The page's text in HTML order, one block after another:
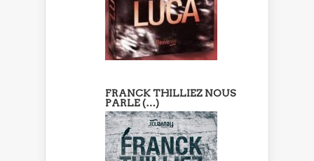
FRANCK THILLIEZ NOUS
PARLE (…)